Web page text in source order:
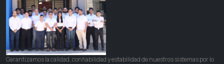
Garantizamos la calidad, confiabilidad y estabilidad de nuestros sistemas por lo